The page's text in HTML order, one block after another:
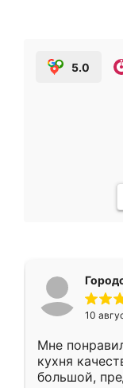
5.0
10
Мне
кухня
большой,